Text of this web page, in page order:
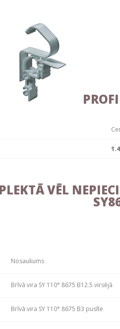
VĒL
Nosaukums
Brīvā vira SY 110° 8675 B12.5 virsējā
Brīvā vira SY 110° 8675 B3 pusīte